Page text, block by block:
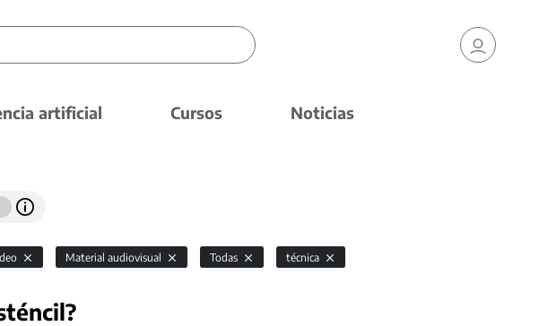
artificial Cursos Noticias
Material audiovisual Todas técnica